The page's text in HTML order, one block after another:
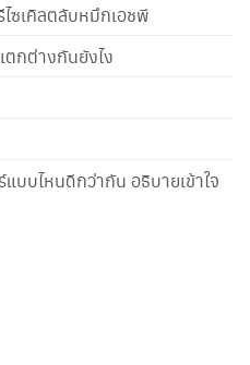
ซเคิลตลับหมึกเอชพี
กต่างกันยังไง
บบไหนดีกว่ากัน อธิบายเข้าใจ